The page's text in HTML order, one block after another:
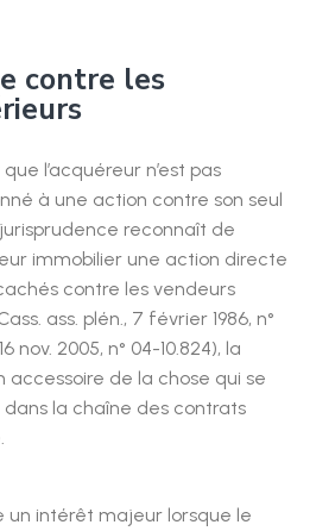
contre les
l’acquéreur n’est pas
à une action contre son seul
reconnaît de
immobilier une action directe
contre les vendeurs
ass. plén., 7 février 1986, n°
nov. 2005, n° 04-10.824), la
de la chose qui se
la chaîne des contrats
intérêt majeur lorsque le